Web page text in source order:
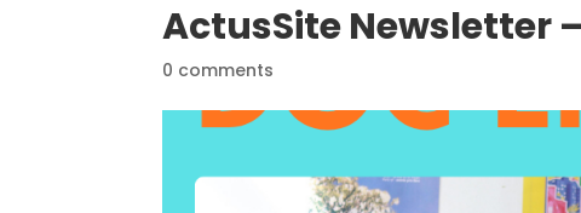
ActusSite Newsletter
0 comments